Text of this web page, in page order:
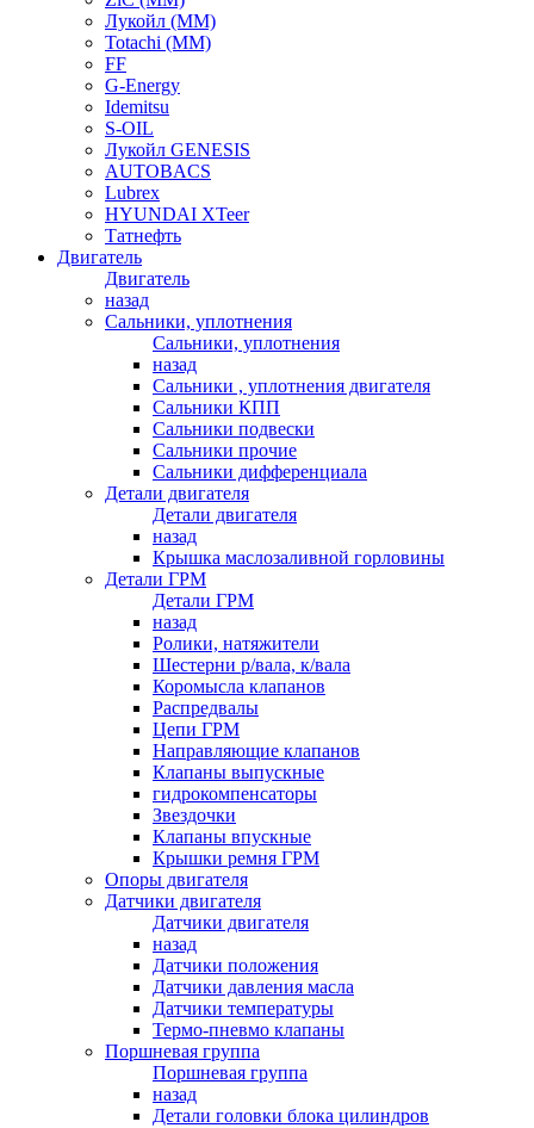
Лукойл (ММ)
Totachi (MM)
FF
G-Energy
Idemitsu
S-OIL
Лукойл GENESIS
AUTOBACS
Lubrex
HYUNDAI XTeer
Татнефть
Двигатель
Двигатель
назад
Сальники, уплотнения
Сальники, уплотнения
назад
Сальники , уплотнения двигателя
Сальники КПП
Сальники подвески
Сальники прочие
Сальники дифференциала
Детали двигателя
Детали двигателя
назад
Крышка маслозаливной горловины
Детали ГРМ
Детали ГРМ
назад
Ролики, натяжители
Шестерни р/вала, к/вала
Коромысла клапанов
Распредвалы
Цепи ГРМ
Направляющие клапанов
Клапаны выпускные
гидрокомпенсаторы
Звездочки
Клапаны впускные
Крышки ремня ГРМ
Опоры двигателя
Датчики двигателя
Датчики двигателя
назад
Датчики положения
Датчики давления масла
Датчики температуры
Термо-пневмо клапаны
Поршневая группа
Поршневая группа
назад
Детали головки блока цилиндров